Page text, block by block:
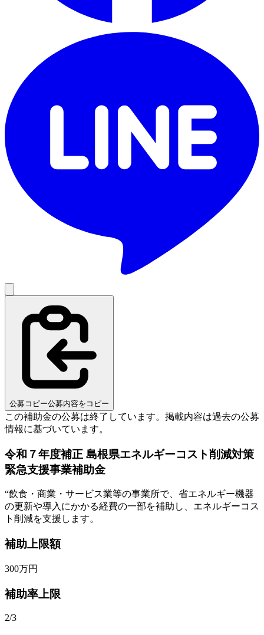
公募コピー公募内容をコピー
この補助金の公募は終了しています。 掲載内容は過去の公募
情報に基づいています。
令和７年度補正 島根県エネルギーコスト削減対策
緊急支援事業補助金
“飲食・商業・サービス業等の事業所で、省エネルギー機器
の更新や導入にかかる経費の一部を補助し、エネルギーコス
ト削減を支援します。
補助上限額
300万円
補助率上限
2/3